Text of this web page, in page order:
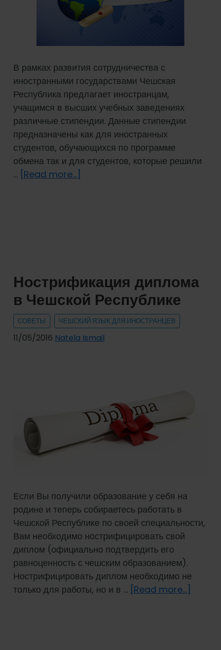
В рамках развития сотрудничества с
иностранными государствами Чешская
Республика предлагает иностранцам,
учащимся в высших учебных заведениях
различные стипендии. Данные стипендии
предназначены как для иностранных
студентов, обучающихся по программе
обмена так и для студентов, которые решили
… [Read more...]
обучения
Нострификация диплома
в Чешской Республике
СОВЕТЫ ЧЕШСКИЙ ЯЗЫК ДЛЯ ИНОСТРАНЦЕВ
11/05/2016 Natela Ismail
Если Вы получили образование у себя на
родине и теперь собираетесь работать в
Чешской Республике по своей специальности,
Вам необходимо нострифицировать свой
диплом (официально подтвердить его
равноценность с чешским образованием).
Нострифицировать диплом необходимо не
только для работы, но и в … [Read more...]